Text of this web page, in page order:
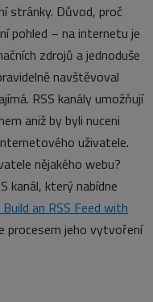
stránky. Důvod, proč
pohled – na internetu je
zdrojů a jednoduše
navštěvoval
RSS kanály umožňují
aniž by byli nuceni
uživatele.
nějakého webu?
kanál, který nabídne
an RSS Feed with
procesem jeho vytvoření